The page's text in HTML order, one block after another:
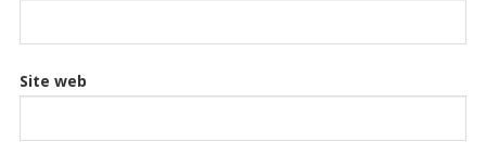
Site web